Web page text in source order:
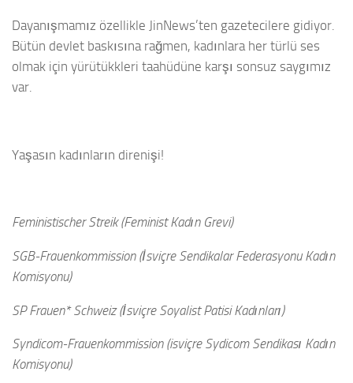
Dayanışmamız özellikle JinNews’ten gazetecilere gidiyor.
Bütün devlet baskısına rağmen, kadınlara her türlü ses
olmak için yürütükkleri taahüdüne karşı sonsuz saygımız
var.
Yaşasın kadınların direnişi!
Feministischer Streik (Feminist Kadın Grevi)
SGB-Frauenkommission (İsviçre Sendikalar Federasyonu Kadın
Komisyonu)
SP Frauen* Schweiz (İsviçre Soyalist Patisi Kadınları)
Syndicom-Frauenkommission (isviçre Sydicom Sendikası Kadın
Komisyonu)